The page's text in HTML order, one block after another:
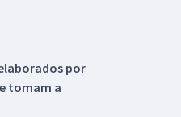
por
tomam a